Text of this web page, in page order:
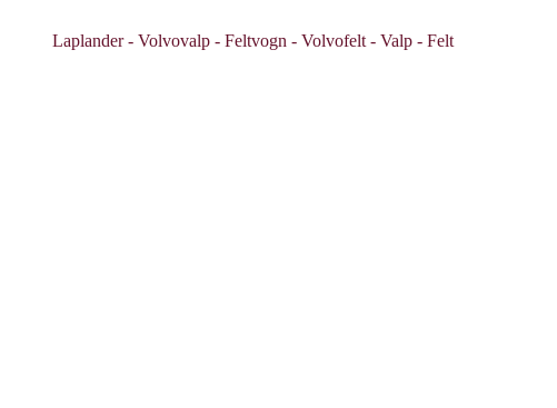
Laplander - Volvovalp - Feltvogn - Volvofelt - Valp - Felt